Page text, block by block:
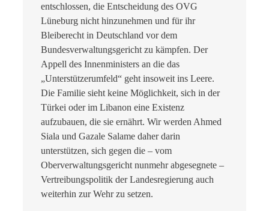
entschlossen, die Entscheidung des OVG
Lüneburg nicht hinzunehmen und für ihr
Bleiberecht in Deutschland vor dem
Bundesverwaltungsgericht zu kämpfen. Der
Appell des Innenministers an die das
„Unterstützerumfeld“ geht insoweit ins Leere.
Die Familie sieht keine Möglichkeit, sich in der
Türkei oder im Libanon eine Existenz
aufzubauen, die sie ernährt. Wir werden Ahmed
Siala und Gazale Salame daher darin
unterstützen, sich gegen die – vom
Oberverwaltungsgericht nunmehr abgesegnete –
Vertreibungspolitik der Landesregierung auch
weiterhin zur Wehr zu setzen.